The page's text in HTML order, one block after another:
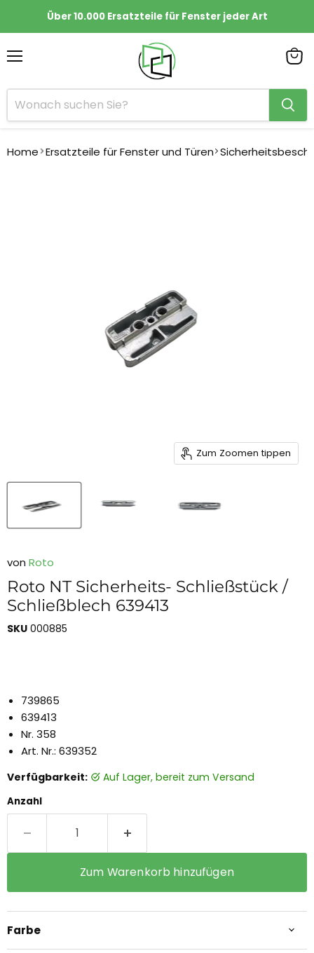
Über 10.000 Ersatzteile für Fenster jeder Art
Home Ersatzteile für Fenster und Türen
Zum Zoomen tippen
von Roto
Roto NT Sicherheits- Schließstück /
Schließblech 639413
SKU 000885
739865
639413
Nr. 358
Art. Nr.: 639352
Verfügbarkeit: auf Lager, bereit zum Versand
Anzahl
Zum Warenkorb hinzufügen
Farbe